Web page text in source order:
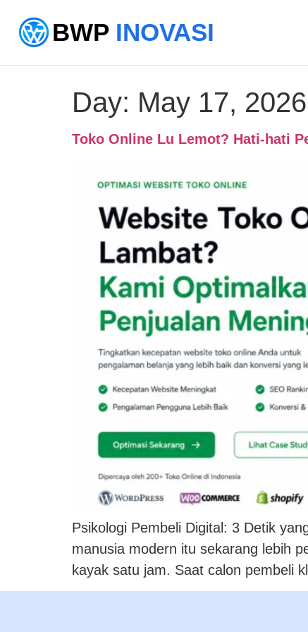
BWP INOVASI
Day: May 17, 2026
Toko Online Lu Lemot? Hati-hati
Psikologi Pembeli Digital: 3 Detik
manusia modern itu sekarang lebih
kayak satu jam. Saat calon pembeli